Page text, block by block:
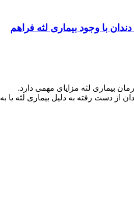
وجود بیماری لثه فراهم
لثه مزایای مهمی دارد.
رفته به دلیل بیماری لثه یا به